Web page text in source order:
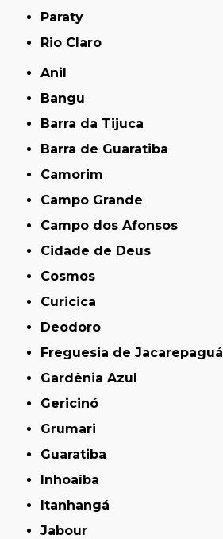
Paraty
Rio Claro
Anil
Bangu
Barra da Tijuca
Barra de Guaratiba
Camorim
Campo Grande
Campo dos Afonsos
Cidade de Deus
Cosmos
Curicica
Deodoro
Freguesia de Jacarepaguá
Gardênia Azul
Gericinó
Grumari
Guaratiba
Inhoaíba
Itanhangá
Jabour